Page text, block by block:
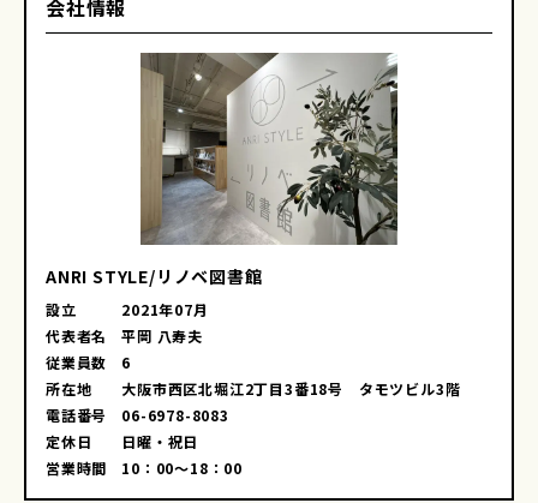
会社情報
ANRI STYLE/リノベ図書館
設立
2021年07月
代表者名
平岡 八寿夫
従業員数
6
所在地
大阪市西区北堀江2丁目3番18号 タモツビル3階
電話番号
06-6978-8083
定休日
日曜・祝日
営業時間
10：00～18：00